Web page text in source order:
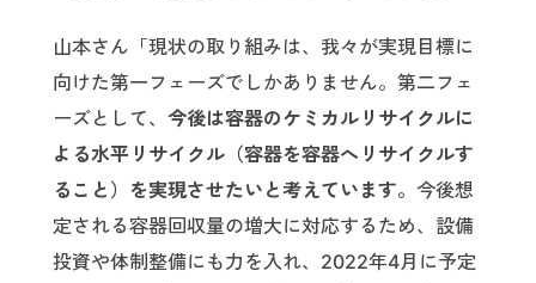
山本さん「現状の取り組みは、我々が実現目標に
向けた第一フェーズでしかありません。第二フェ
ーズとして、 今後は容器のケミカルリサイクルに
よる水平リサイクル（容器を容器へリサイクルす
ること）を実現させたいと考えています。 今後想
定される容器回収量の増大に対応するため、設備
投資や体制整備にも力を入れ、2022年4月に予定